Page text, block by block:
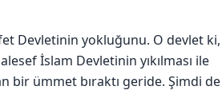
Devletinin yokluğunu. O devlet ki,
İslam Devletinin yıkılması ile
bir ümmet bıraktı geride. Şimdi de